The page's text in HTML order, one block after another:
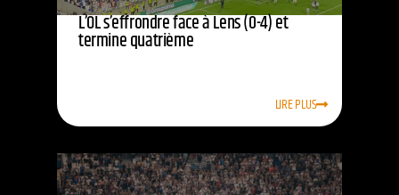
L’OL s’effrondre face à Lens (0-4) et
termine quatrième
LIRE PLUS